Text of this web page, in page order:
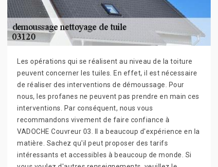
Les opérations qui se réalisent au niveau de la toiture
peuvent concerner les tuiles. En effet, il est nécessaire
de réaliser des interventions de démoussage. Pour
nous, les profanes ne peuvent pas prendre en main ces
interventions. Par conséquent, nous vous
recommandons vivement de faire confiance à
VADOCHE Couvreur 03. Il a beaucoup d'expérience en la
matière. Sachez qu'il peut proposer des tarifs
intéressants et accessibles à beaucoup de monde. Si